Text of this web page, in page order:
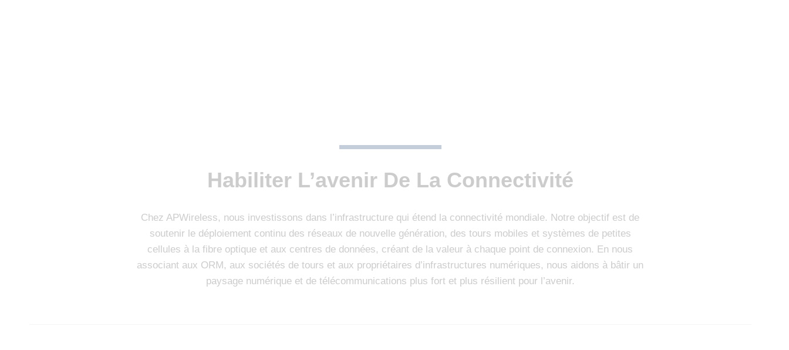
Habiliter L’avenir De La Connectivité
Chez APWireless, nous investissons dans l’infrastructure qui étend la connectivité mondiale. Notre objectif est de
soutenir le déploiement continu des réseaux de nouvelle génération, des tours mobiles et systèmes de petites
cellules à la fibre optique et aux centres de données, créant de la valeur à chaque point de connexion. En nous
associant aux ORM, aux sociétés de tours et aux propriétaires d’infrastructures numériques, nous aidons à bâtir un
paysage numérique et de télécommunications plus fort et plus résilient pour l’avenir.